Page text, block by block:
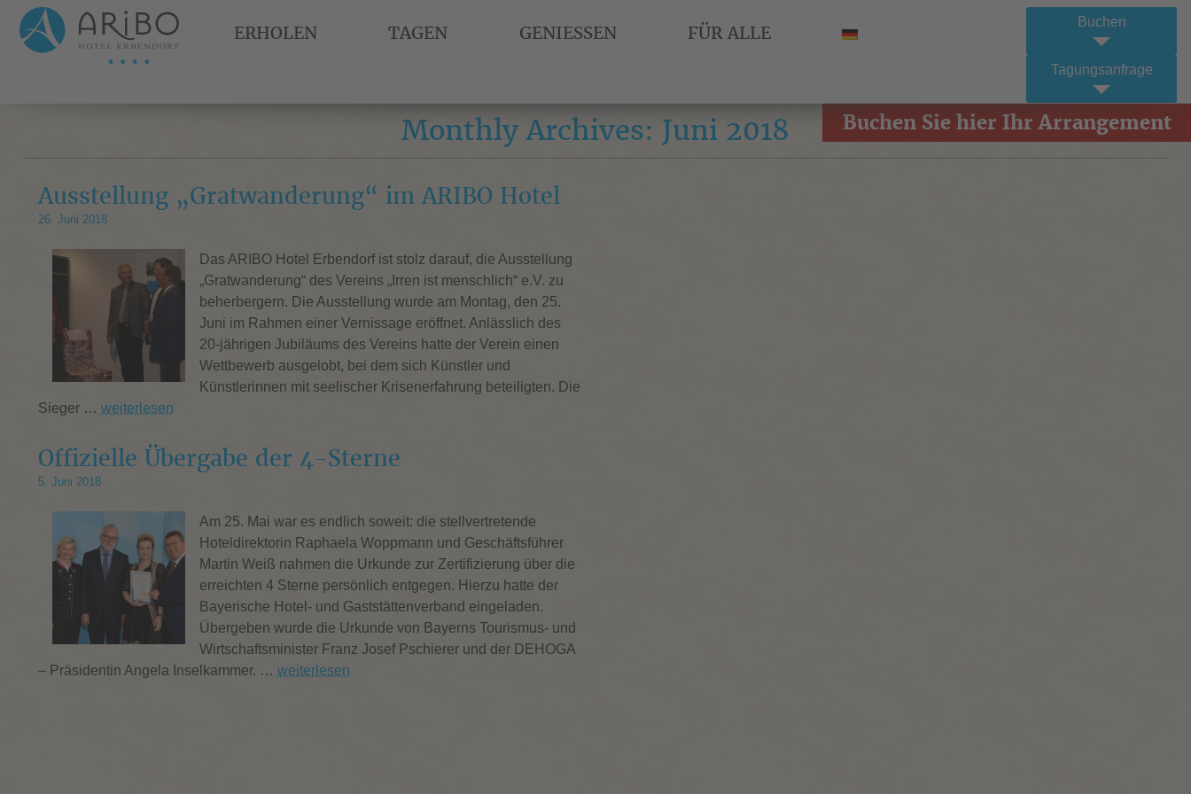
Buchen
Tagungsanfrage
ERHOLEN TAGEN GENIESSEN FÜR ALLE
Buchen Sie hier Ihr Arrangement
Monthly Archives: Juni 2018
Ausstellung „Gratwanderung“ im ARIBO Hotel
26. Juni 2018
Das ARIBO Hotel Erbendorf ist stolz darauf, die Ausstellung
„Gratwanderung“ des Vereins „Irren ist menschlich“ e.V. zu
beherbergern. Die Ausstellung wurde am Montag, den 25.
Juni im Rahmen einer Vernissage eröffnet. Anlässlich des
20-jährigen Jubiläums des Vereins hatte der Verein einen
Wettbewerb ausgelobt, bei dem sich Künstler und
Künstlerinnen mit seelischer Krisenerfahrung beteiligten. Die
Sieger … weiterlesen
Offizielle Übergabe der 4-Sterne
5. Juni 2018
Am 25. Mai war es endlich soweit: die stellvertretende
Hoteldirektorin Raphaela Woppmann und Geschäftsführer
Martin Weiß nahmen die Urkunde zur Zertifizierung über die
erreichten 4 Sterne persönlich entgegen. Hierzu hatte der
Bayerische Hotel- und Gaststättenverband eingeladen.
Übergeben wurde die Urkunde von Bayerns Tourismus- und
Wirtschaftsminister Franz Josef Pschierer und der DEHOGA
– Präsidentin Angela Inselkammer. … weiterlesen